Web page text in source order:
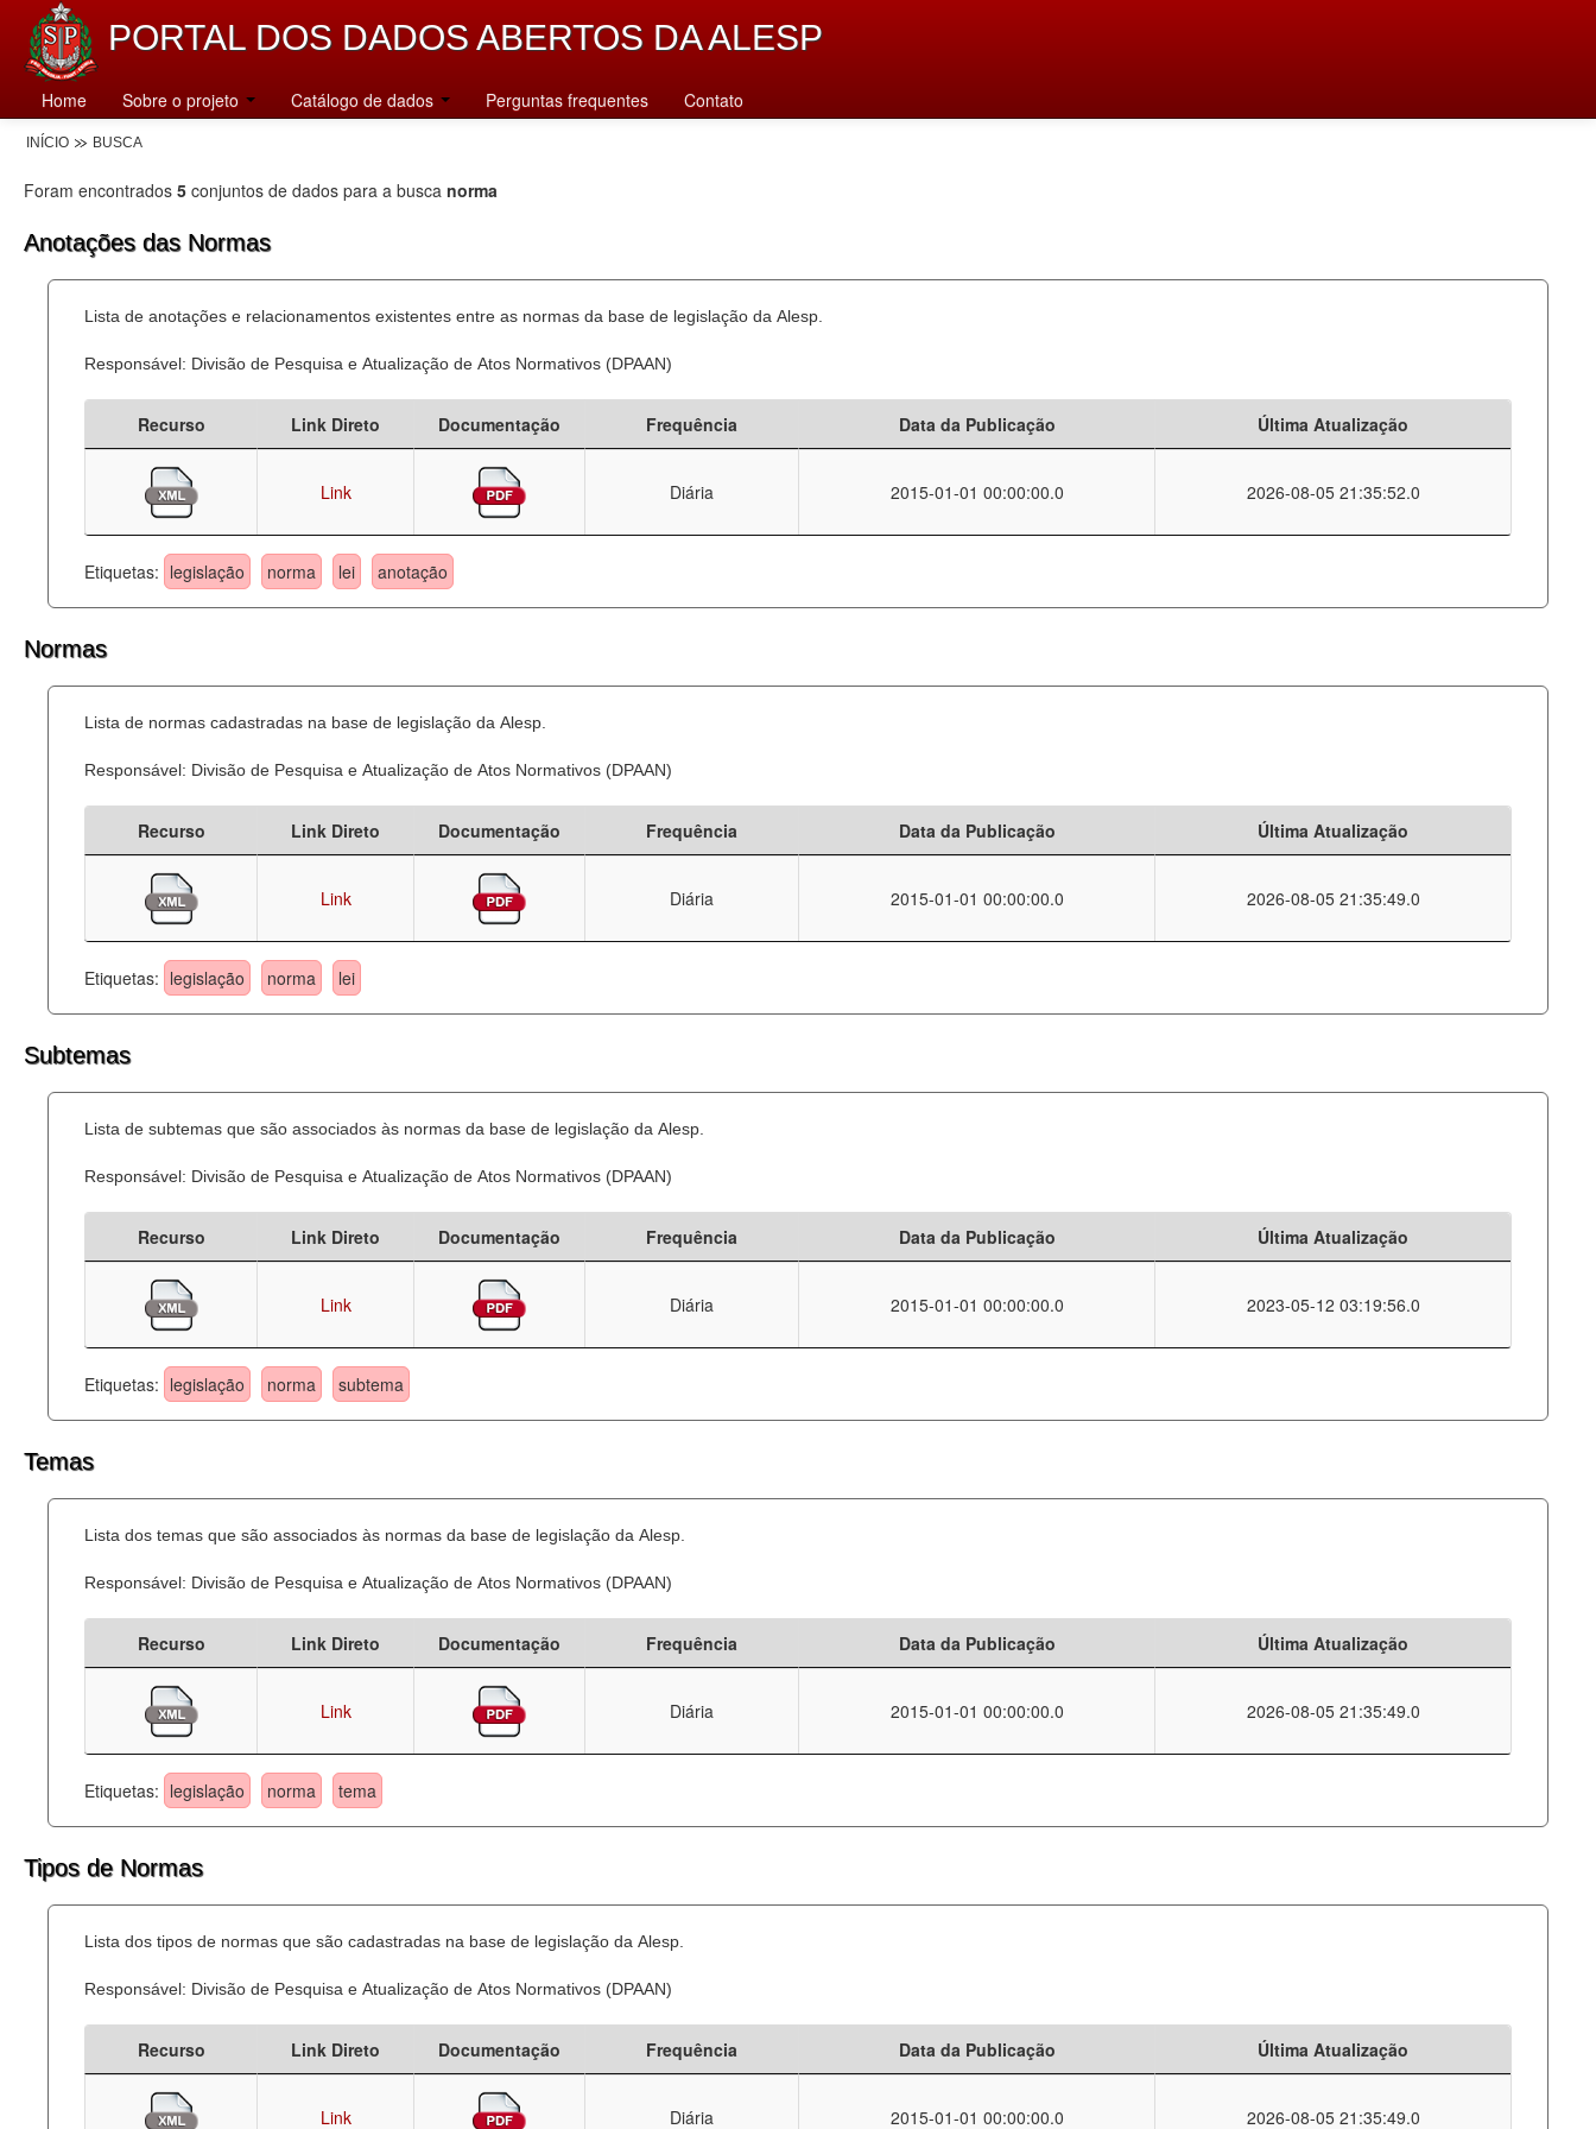
PORTAL DOS DADOS ABERTOS DA ALESP
Home Sobre o projeto Catálogo de dados Perguntas frequentes Contato
INÍCIO BUSCA
Foram encontrados 5 conjuntos de dados para a busca norma
Anotações das Normas
Lista de anotações e relacionamentos existentes entre as normas da base de legislação da Alesp.
Responsável: Divisão de Pesquisa e Atualização de Atos Normativos (DPAAN)
Recurso Link Direto Documentação Frequência Data da Publicação Última Atualização
Link Diária 2015-01-01 00:00:00.0 2026-08-05 21:35:52.0
Etiquetas: legislação norma lei anotação
Normas
Lista de normas cadastradas na base de legislação da Alesp.
Responsável: Divisão de Pesquisa e Atualização de Atos Normativos (DPAAN)
Recurso Link Direto Documentação Frequência Data da Publicação Última Atualização
Link Diária 2015-01-01 00:00:00.0 2026-08-05 21:35:49.0
Etiquetas: legislação norma lei
Subtemas
Lista de subtemas que são associados às normas da base de legislação da Alesp.
Responsável: Divisão de Pesquisa e Atualização de Atos Normativos (DPAAN)
Recurso Link Direto Documentação Frequência Data da Publicação Última Atualização
Link Diária 2015-01-01 00:00:00.0 2023-05-12 03:19:56.0
Etiquetas: legislação norma subtema
Temas
Lista dos temas que são associados às normas da base de legislação da Alesp.
Responsável: Divisão de Pesquisa e Atualização de Atos Normativos (DPAAN)
Recurso Link Direto Documentação Frequência Data da Publicação Última Atualização
Link Diária 2015-01-01 00:00:00.0 2026-08-05 21:35:49.0
Etiquetas: legislação norma tema
Tipos de Normas
Lista dos tipos de normas que são cadastradas na base de legislação da Alesp.
Responsável: Divisão de Pesquisa e Atualização de Atos Normativos (DPAAN)
Recurso Link Direto Documentação Frequência Data da Publicação Última Atualização
Link Diária 2015-01-01 00:00:00.0 2026-08-05 21:35:49.0